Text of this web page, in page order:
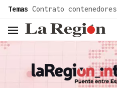
Temas Contrato contenedores
header.menu.open